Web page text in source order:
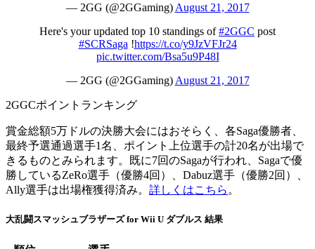
— 2GG (@2GGaming) August 21, 2017
Here's your updated top 10 standings of#2GGC post
#SCRSaga !https://t.co/y9JzVFJr24
pic.twitter.com/Bsa5u9P48I
— 2GG (@2GGaming) August 21, 2017
2GGCポイントランキング
賞金総額5万ドルの決勝大会にはおそらく、各Saga優勝者、
最終予選通過選手1名、ポイント上位選手の計20名が出場で
きるものとみられます。既に7回のSagaが行われ、Sagaで優
勝しているZeRo選手（優勝4回）、Dabuz選手（優勝2回）、
Ally選手は出場権獲得済み。 詳しくはこちら 。
大乱闘スマッシュブラザーズ for Wii U ダブルス 結果